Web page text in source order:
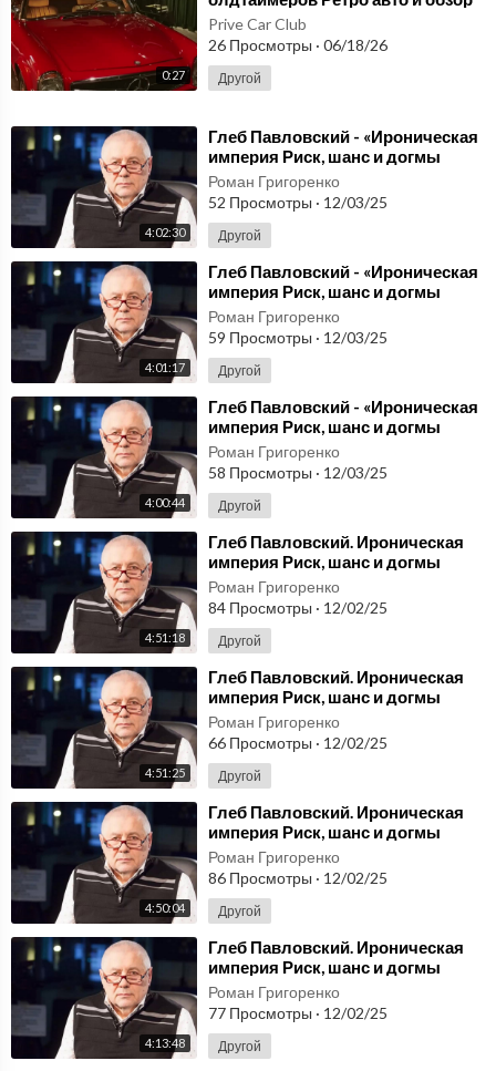
0:27
салона под музыку
Prive Car Club
26 Просмотры · 06/18/26
Другой
4:02:30
⁣Глеб Павловский - «Ироническая
империя Риск, шанс и догмы
Системы РФ» (татарский) 3
Роман Григоренко
52 Просмотры · 12/03/25
Другой
4:01:17
⁣Глеб Павловский - «Ироническая
империя Риск, шанс и догмы
Системы РФ» (татарский) 2
Роман Григоренко
59 Просмотры · 12/03/25
Другой
4:00:44
⁣Глеб Павловский - «Ироническая
империя Риск, шанс и догмы
Системы РФ» (татарский) 1
Роман Григоренко
58 Просмотры · 12/03/25
Другой
4:51:18
⁣Глеб Павловский. Ироническая
империя Риск, шанс и догмы
Системы РФ (киргизский) 3
Роман Григоренко
84 Просмотры · 12/02/25
Другой
4:51:25
⁣Глеб Павловский. Ироническая
империя Риск, шанс и догмы
Системы РФ (киргизский) 2
Роман Григоренко
66 Просмотры · 12/02/25
Другой
4:50:04
⁣Глеб Павловский. Ироническая
империя Риск, шанс и догмы
Системы РФ (киргизский) 1
Роман Григоренко
86 Просмотры · 12/02/25
Другой
4:13:48
⁣Глеб Павловский. Ироническая
империя Риск, шанс и догмы
Системы РФ (украинский) 3
Роман Григоренко
77 Просмотры · 12/02/25
Другой